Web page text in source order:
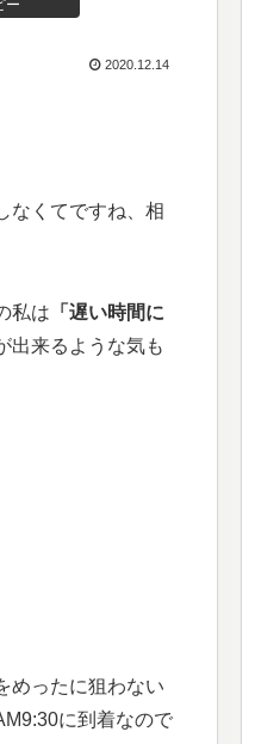
ー
2020.12.14
なくてですね、相
私は 「遅い時間に
出来るような気も
めったに狙わない
に到着なので